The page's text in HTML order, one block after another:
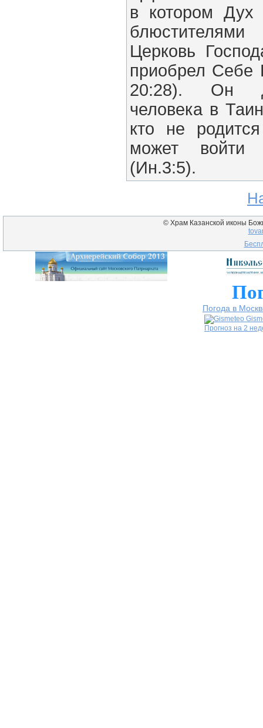
в котором Дух
Церковь
приобрел
20:28). Он
человека в
кто не
может
(Ин.3:5).
© Храм Казанской иконы
Погода в
Прогноз на 2